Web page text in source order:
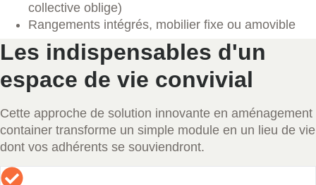
collective oblige)
Rangements intégrés, mobilier fixe ou amovible
Les indispensables d'un
espace de vie convivial
Cette approche de solution innovante en aménagement
container transforme un simple module en un lieu de vie
dont vos adhérents se souviendront.